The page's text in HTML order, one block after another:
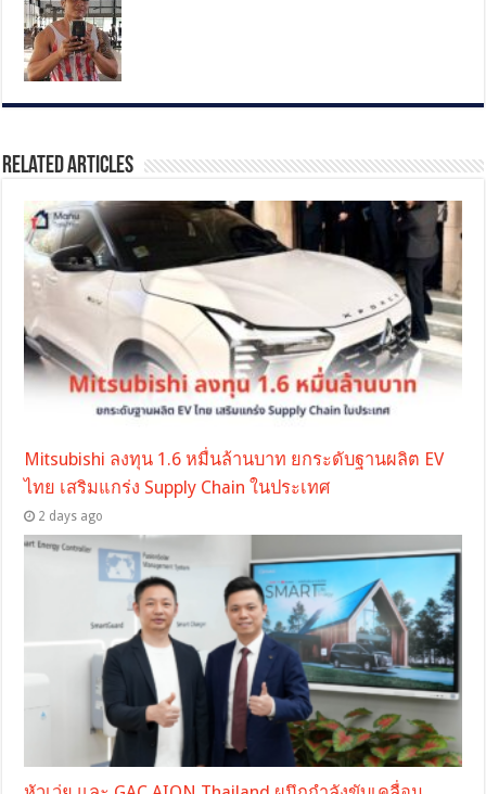
Related Articles
Mitsubishi ลงทุน 1.6 หมื่นล้านบาท ยกระดับฐานผลิต EV
ไทย เสริมแกร่ง Supply Chain ในประเทศ
2 days ago